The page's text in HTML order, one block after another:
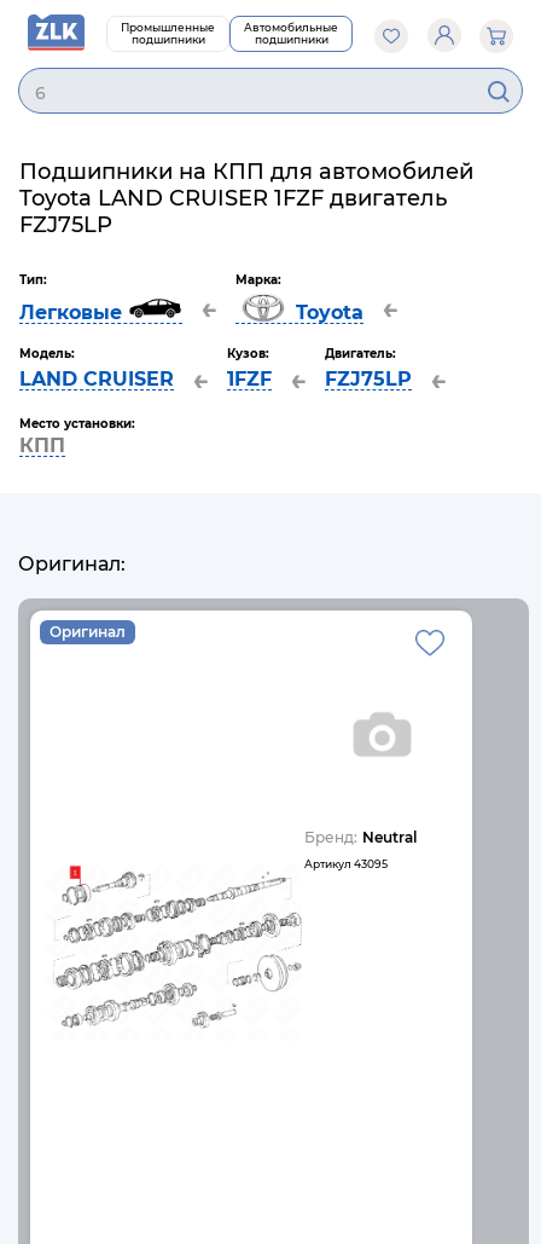
Промышленные
подшипники
Автомобильные
подшипники
Подшипники на КПП для автомобилей
Toyota LAND CRUISER 1FZF двигатель
FZJ75LP
Тип:
Легковые ←
Марка:
Toyota ←
Модель:
LAND CRUISER ←
Кузов:
1FZF ←
Двигатель:
FZJ75LP ←
Место установки:
КПП
Оригинал:
Оригинал
Бренд: Neutral
Артикул 43095